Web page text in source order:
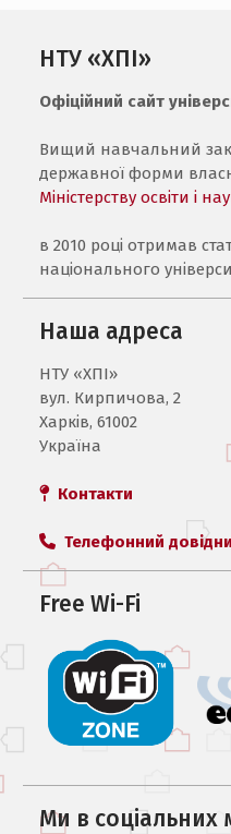
НТУ «ХПІ»
Офіційний сайт
Вищий навчальний
державної форми
Міністерству освіти і
в 2010 році отримав
національного
Наша адреса
НТУ «ХПI»
вул. Кирпичова, 2
Харків, 61002
Україна
Контакти
Телефонний
Free Wi-Fi
Ми в соцiальних